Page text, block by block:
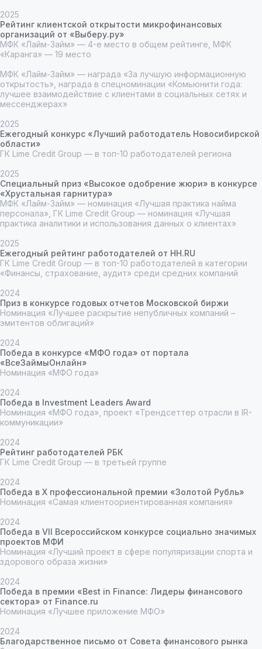
2025
Рейтинг клиентской открытости микрофинансовых
организаций от «Выберу.ру»
МФК «Лайм-Займ» — 4-е место в общем рейтинге, МФК
«Каранга» — 19 место
МФК «Лайм-Займ» — награда «За лучшую информационную
открытость», награда в спецноминации «Комьюнити года:
лучшее взаимодействие с клиентами в социальных сетях и
мессенджерах»
2025
Ежегодный конкурс «Лучший работодатель Новосибирской
области»
ГК Lime Credit Group — в топ-10 работодателей региона
2025
Специальный приз «Высокое одобрение жюри» в конкурсе
«Хрустальная гарнитура»
МФК «Лайм-Займ» — номинация «Лучшая практика найма
персонала», ГК Lime Credit Group — номинация «Лучшая
практика аналитики и использования данных о клиентах»
2025
Ежегодный рейтинг работодателей от HH.RU
ГК Lime Credit Group — в топ-10 работодателей в категории
«Финансы, страхование, аудит» среди средних компаний
2024
Приз в конкурсе годовых отчетов Московской биржи
Номинация «Лучшее раскрытие непубличных компаний –
эмитентов облигаций»
2024
Победа в конкурсе «МФО года» от портала
«ВсеЗаймыОнлайн»
Номинация «МФО года»
2024
Победа в Investment Leaders Award
Номинация «МФО года», проект «Трендсеттер отрасли в IR-
коммуникации»
2024
Рейтинг работодателей РБК
ГК Lime Credit Group — в третьей группе
2024
Победа в X профессиональной премии «Золотой Рубль»
Номинация «Самая клиентоориентированная компания»
2024
Победа в VII Всероссийском конкурсе социально значимых
проектов МФИ
Номинация «Лучший проект в сфере популяризации спорта и
здорового образа жизни»
2024
Победа в премии «Best in Finance: Лидеры финансового
сектора» от Finance.ru
Номинация «Лучшее приложение МФО»
2024
Благодарственное письмо от Совета финансового рынка
Личные награды Олеси
Киселевой
Фотогалерея